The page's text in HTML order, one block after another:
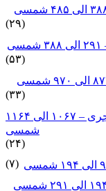
(۲۹)
(۵۳)
(۳۳)
قرن دوازده هجری – ۱۰۶۷ الی ۱۱۶۴
شمسی
(۲۴)
(۷)